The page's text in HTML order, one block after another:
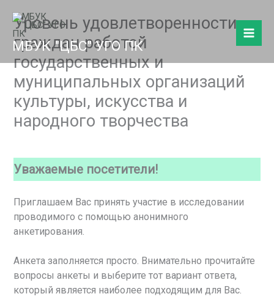
содержимому
МБУК "ЦБС" УГО ПК
Уровень удовлетворенности
граждан работой
государственных и
муниципальных организаций
культуры, искусства и
народного творчества
Уважаемые посетители!
Приглашаем Вас принять участие в исследовании
проводимого с помощью анонимного
анкетирования.
Анкета заполняется просто. Внимательно прочитайте
вопросы анкеты и выберите тот вариант ответа,
который является наиболее подходящим для Вас.